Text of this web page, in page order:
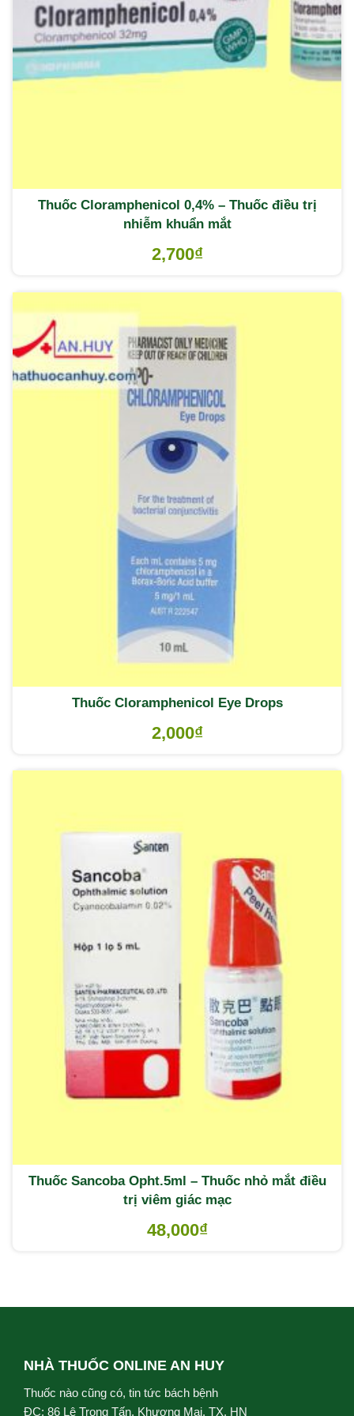
Thuốc Cloramphenicol 0,4% – Thuốc điều trị
nhiễm khuẩn mắt
2,700₫
Thuốc Cloramphenicol Eye Drops
2,000₫
Thuốc Sancoba Opht.5ml – Thuốc nhỏ mắt điều
trị viêm giác mạc
48,000₫
NHÀ THUỐC ONLINE AN HUY
Thuốc nào cũng có, tin tức bách bệnh
ĐC: 86 Lê Trọng Tấn, Khương Mai, TX, HN